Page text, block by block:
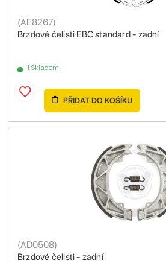
Brzdové čelisti EBC standard - zadní
(AE8267)
1 Skladem
PŘIDAT DO KOŠÍKU
Brzdové čelisti - zadní
(AD0508)